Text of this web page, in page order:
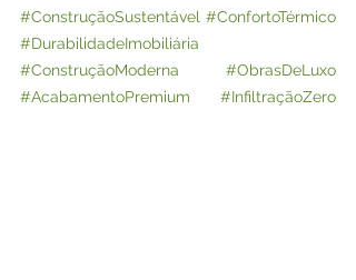
#ConstruçãoSustentável #ConfortoTérmico
#DurabilidadeImobiliária
#ConstruçãoModerna
#ObrasDeLuxo
#AcabamentoPremium
#InfiltraçãoZero